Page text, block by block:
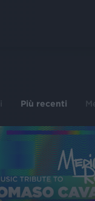
Più recenti